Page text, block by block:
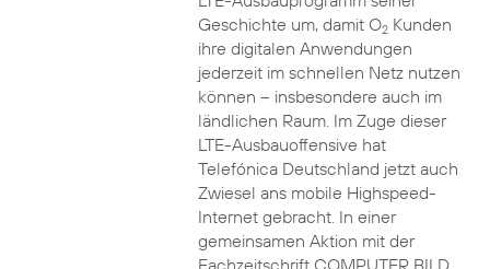
Geschichte um, damit O2Kunden
ihre digitalen Anwendungen
jederzeit im schnellen Netz nutzen
können – insbesondere auch im
ländlichen Raum. Im Zuge dieser
LTE-Ausbauoffensive hat
Telefónica Deutschland jetzt auch
Zwiesel ans mobile Highspeed-
Internet gebracht. In einer
gemeinsamen Aktion mit der
Fachzeitschrift COMPUTER BILD